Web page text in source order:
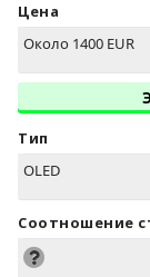
Цена
Около 1400 EUR
Тип
OLED
Соотношение